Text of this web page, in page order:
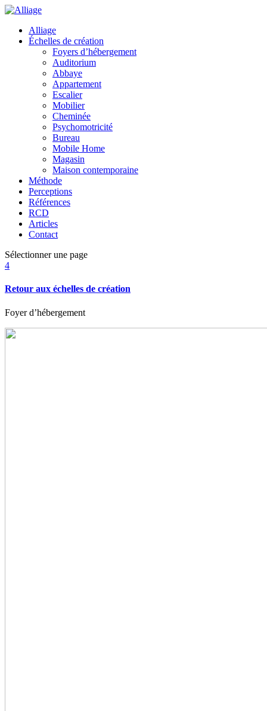
Alliage
Échelles de création
Foyers d’hébergement
Auditorium
Abbaye
Appartement
Escalier
Mobilier
Cheminée
Psychomotricité
Bureau
Mobile Home
Magasin
Maison contemporaine
Méthode
Perceptions
Références
RCD
Articles
Contact
Sélectionner une page
4
Retour aux échelles de création
Foyer d’hébergement